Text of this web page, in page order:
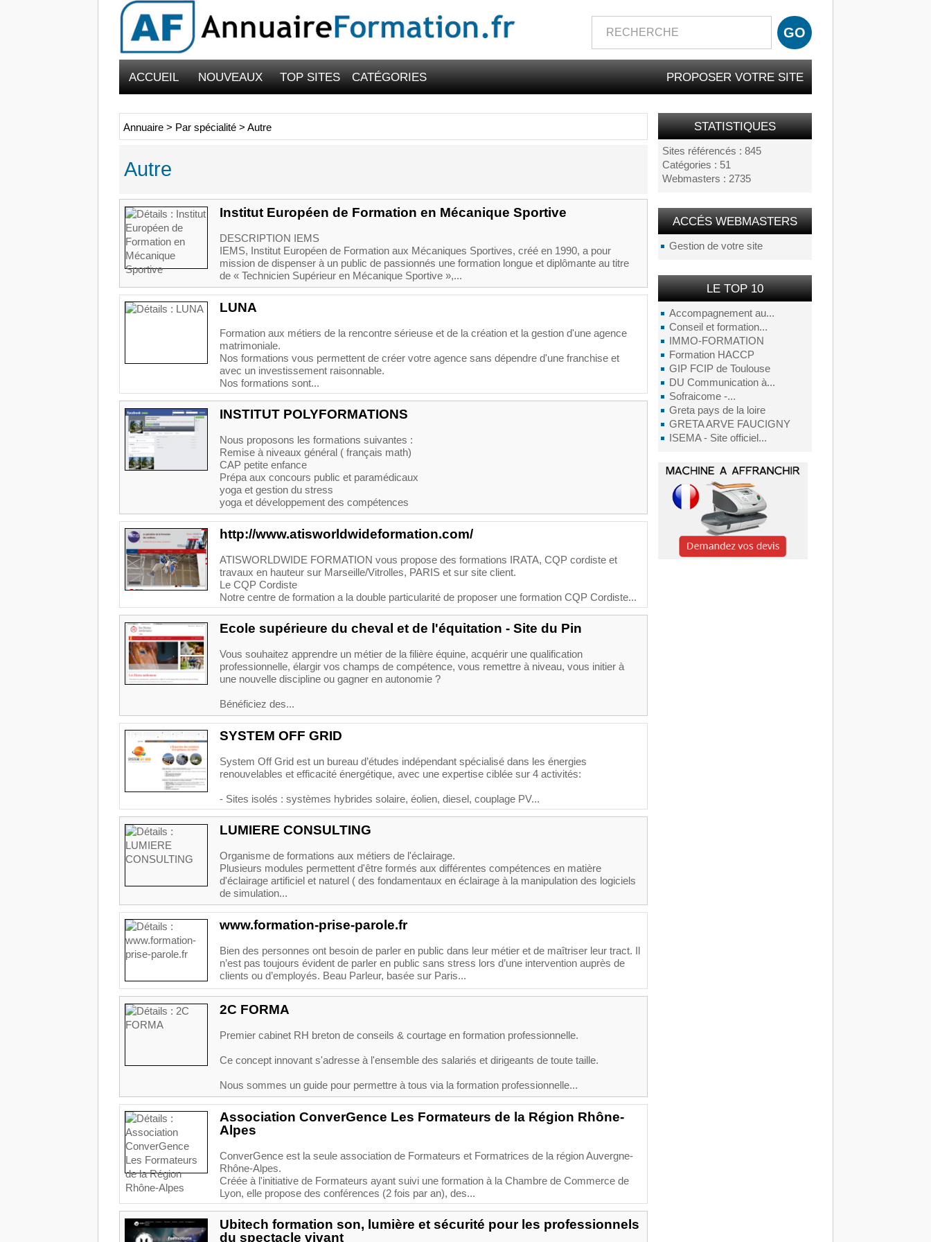
ACCUEIL NOUVEAUX TOP SITES CATÉGORIES PROPOSER VOTRE SITE
STATISTIQUES
Sites référencés : 845
Catégories : 51
Webmasters : 2735
ACCÉS WEBMASTERS
Gestion de votre site
LE TOP 10
Accompagnement au...
Conseil et formation...
IMMO-FORMATION
Formation HACCP
GIP FCIP de Toulouse
DU Communication à...
Sofraicome -...
Greta pays de la loire
GRETA ARVE FAUCIGNY
ISEMA - Site officiel...
Annuaire > Par spécialité > Autre
Autre
Institut Européen de Formation en Mécanique Sportive
DESCRIPTION IEMS
IEMS, Institut Européen de Formation aux Mécaniques Sportives, créé en 1990, a pour
mission de dispenser à un public de passionnés une formation longue et diplômante au titre
de « Technicien Supérieur en Mécanique Sportive »,...
LUNA
Formation aux métiers de la rencontre sérieuse et de la création et la gestion d'une agence
matrimoniale.
Nos formations vous permettent de créer votre agence sans dépendre d'une franchise et
avec un investissement raisonnable.
Nos formations sont...
INSTITUT POLYFORMATIONS
Nous proposons les formations suivantes :
Remise à niveaux général ( français math)
CAP petite enfance
Prépa aux concours public et paramédicaux
yoga et gestion du stress
yoga et développement des compétences
http://www.atisworldwideformation.com/
ATISWORLDWIDE FORMATION vous propose des formations IRATA, CQP cordiste et
travaux en hauteur sur Marseille/Vitrolles, PARIS et sur site client.
Le CQP Cordiste
Notre centre de formation a la double particularité de proposer une formation CQP Cordiste...
Ecole supérieure du cheval et de l'équitation - Site du Pin
Vous souhaitez apprendre un métier de la filière équine, acquérir une qualification
professionnelle, élargir vos champs de compétence, vous remettre à niveau, vous initier à
une nouvelle discipline ou gagner en autonomie ?
Bénéficiez des...
SYSTEM OFF GRID
System Off Grid est un bureau d’études indépendant spécialisé dans les énergies
renouvelables et efficacité énergétique, avec une expertise ciblée sur 4 activités:
- Sites isolés : systèmes hybrides solaire, éolien, diesel, couplage PV...
LUMIERE CONSULTING
Organisme de formations aux métiers de l'éclairage.
Plusieurs modules permettent d'être formés aux différentes compétences en matière
d'éclairage artificiel et naturel ( des fondamentaux en éclairage à la manipulation des logiciels
de simulation...
www.formation-prise-parole.fr
Bien des personnes ont besoin de parler en public dans leur métier et de maîtriser leur tract. Il
n’est pas toujours évident de parler en public sans stress lors d’une intervention auprès de
clients ou d’employés. Beau Parleur, basée sur Paris...
2C FORMA
Premier cabinet RH breton de conseils & courtage en formation professionnelle.
Ce concept innovant s'adresse à l'ensemble des salariés et dirigeants de toute taille.
Nous sommes un guide pour permettre à tous via la formation professionnelle...
Association ConverGence Les Formateurs de la Région Rhône-
Alpes
ConverGence est la seule association de Formateurs et Formatrices de la région Auvergne-
Rhône-Alpes.
Créée à l'initiative de Formateurs ayant suivi une formation à la Chambre de Commerce de
Lyon, elle propose des conférences (2 fois par an), des...
Ubitech formation son, lumière et sécurité pour les professionnels
du spectacle vivant